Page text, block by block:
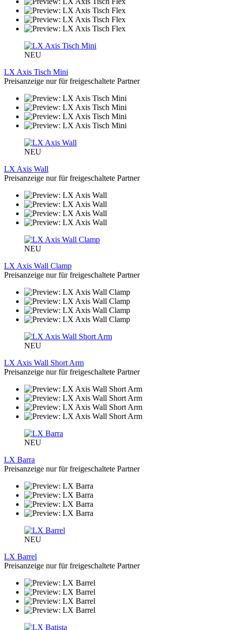
NEU
LX Axis Tisch Mini
Preisanzeige nur für freigeschaltete Partner
NEU
LX Axis Wall
Preisanzeige nur für freigeschaltete Partner
NEU
LX Axis Wall Clamp
Preisanzeige nur für freigeschaltete Partner
NEU
LX Axis Wall Short Arm
Preisanzeige nur für freigeschaltete Partner
NEU
LX Barra
Preisanzeige nur für freigeschaltete Partner
NEU
LX Barrel
Preisanzeige nur für freigeschaltete Partner